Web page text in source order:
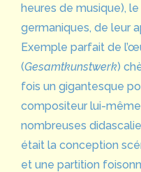
heures de musique),
germaniques, de leur
Exemple parfait de
(Gesamtkunstwerk)
fois un gigantesque
compositeur lui-
nombreuses
était la conception
et une partition